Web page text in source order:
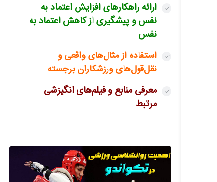
ارائه راهکارهای افزایش اعتماد به
نفس و پیشگیری از کاهش اعتماد به
نفس
استفاده از مثال‌های واقعی و
نقل‌قول‌های ورزشکاران برجسته
معرفی منابع و فیلم‌های انگیزشی
مرتبط